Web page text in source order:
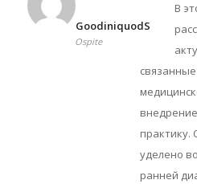
GoodiniquodS
Ospite
В
практику.
уделено
ранней